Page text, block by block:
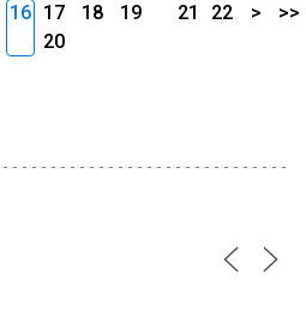
16 17 18
19
20
21 22 > >>